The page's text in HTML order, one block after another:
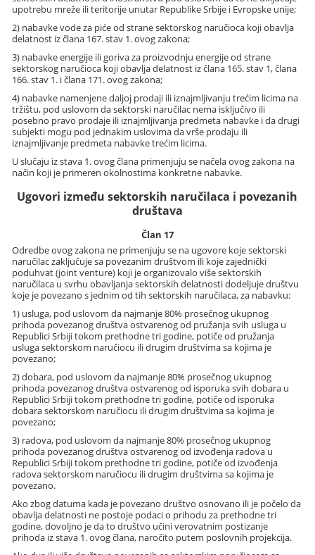
upotrebu mreže ili teritorije unutar Republike Srbije i Evropske unije;
2) nabavke vode za piće od strane sektorskog naručioca koji obavlja
delatnost iz člana 167. stav 1. ovog zakona;
3) nabavke energije ili goriva za proizvodnju energije od strane
sektorskog naručioca koji obavlja delatnost iz člana 165. stav 1, člana
166. stav 1. i člana 171. ovog zakona;
4) nabavke namenjene daljoj prodaji ili iznajmljivanju trećim licima na
tržištu, pod uslovom da sektorski naručilac nema isključivo ili
posebno pravo prodaje ili iznajmljivanja predmeta nabavke i da drugi
subjekti mogu pod jednakim uslovima da vrše prodaju ili
iznajmljivanje predmeta nabavke trećim licima.
U slučaju iz stava 1. ovog člana primenjuju se načela ovog zakona na
način koji je primeren okolnostima konkretne nabavke.
Ugovori između sektorskih naručilaca i povezanih
društava
Član 17
Odredbe ovog zakona ne primenjuju se na ugovore koje sektorski
naručilac zaključuje sa povezanim društvom ili koje zajednički
poduhvat (joint venture) koji je organizovalo više sektorskih
naručilaca u svrhu obavljanja sektorskih delatnosti dodeljuje društvu
koje je povezano s jednim od tih sektorskih naručilaca, za nabavku:
1) usluga, pod uslovom da najmanje 80% prosečnog ukupnog
prihoda povezanog društva ostvarenog od pružanja svih usluga u
Republici Srbiji tokom prethodne tri godine, potiče od pružanja
usluga sektorskom naručiocu ili drugim društvima sa kojima je
povezano;
2) dobara, pod uslovom da najmanje 80% prosečnog ukupnog
prihoda povezanog društva ostvarenog od isporuka svih dobara u
Republici Srbiji tokom prethodne tri godine, potiče od isporuka
dobara sektorskom naručiocu ili drugim društvima sa kojima je
povezano;
3) radova, pod uslovom da najmanje 80% prosečnog ukupnog
prihoda povezanog društva ostvarenog od izvođenja radova u
Republici Srbiji tokom prethodne tri godine, potiče od izvođenja
radova sektorskom naručiocu ili drugim društvima sa kojima je
povezano.
Ako zbog datuma kada je povezano društvo osnovano ili je počelo da
obavlja delatnosti ne postoje podaci o prihodu za prethodne tri
godine, dovoljno je da to društvo učini verovatnim postizanje
prihoda iz stava 1. ovog člana, naročito putem poslovnih projekcija.